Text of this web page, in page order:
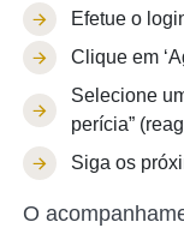
Efetue o
Clique em
Selecione
perícia”
Siga os
O